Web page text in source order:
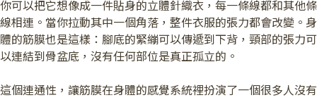
你可以把它想像成一件貼身的立體針織衣，每一條線都和其他條
線相連。當你拉動其中一個角落，整件衣服的張力都會改變。身
體的筋膜也是這樣：腳底的緊繃可以傳遞到下背，頸部的張力可
以連結到骨盆底，沒有任何部位是真正孤立的。
這個連通性，讓筋膜在身體的感覺系統裡扮演了一個很多人沒有